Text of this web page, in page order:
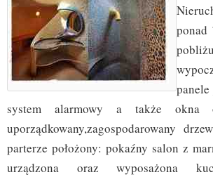
ponad
system alarmowy a także okna
uporządkowany,zagospodarowany
parterze położony: pokaźny salon z
urządzona oraz wyposażona